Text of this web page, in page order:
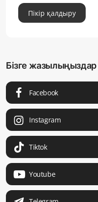
Пікір қалдыру
Бізге жазылыңыздар
Facebook
Instagram
Tiktok
Youtube